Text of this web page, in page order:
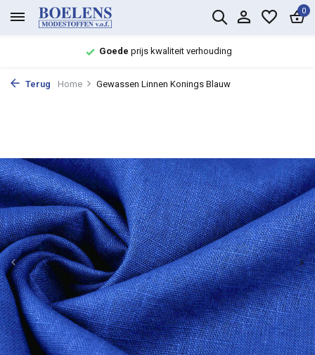
0
Goede prijs kwaliteit verhouding
Terug Home Gewassen Linnen Konings Blauw